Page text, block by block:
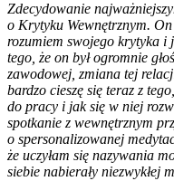
Zdecydowanie
o Krytyku Wewnętrznym.
rozumiem swojego krytyka i
tego, że on był ogromnie
zawodowej, zmiana tej
bardzo cieszę się teraz z
do pracy i jak się w niej
spotkanie z wewnętrznym
o spersonalizowanej
że uczyłam się nazywania
siebie nabierały niezwykłej